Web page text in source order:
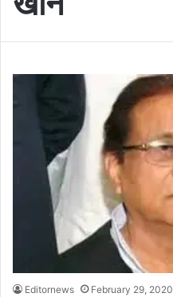
Editornews February 29, 2020